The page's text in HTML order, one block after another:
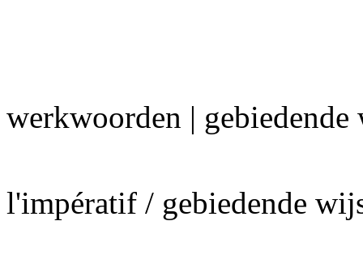
werkwoorden | gebiedende
l'impératif / gebiedende